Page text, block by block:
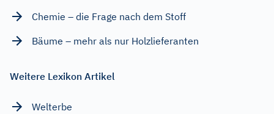
Chemie – die Frage nach dem Stoff
Bäume – mehr als nur Holzlieferanten
Weitere Lexikon Artikel
Welterbe